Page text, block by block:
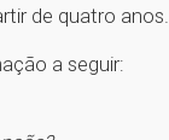
de quatro anos.
a seguir: